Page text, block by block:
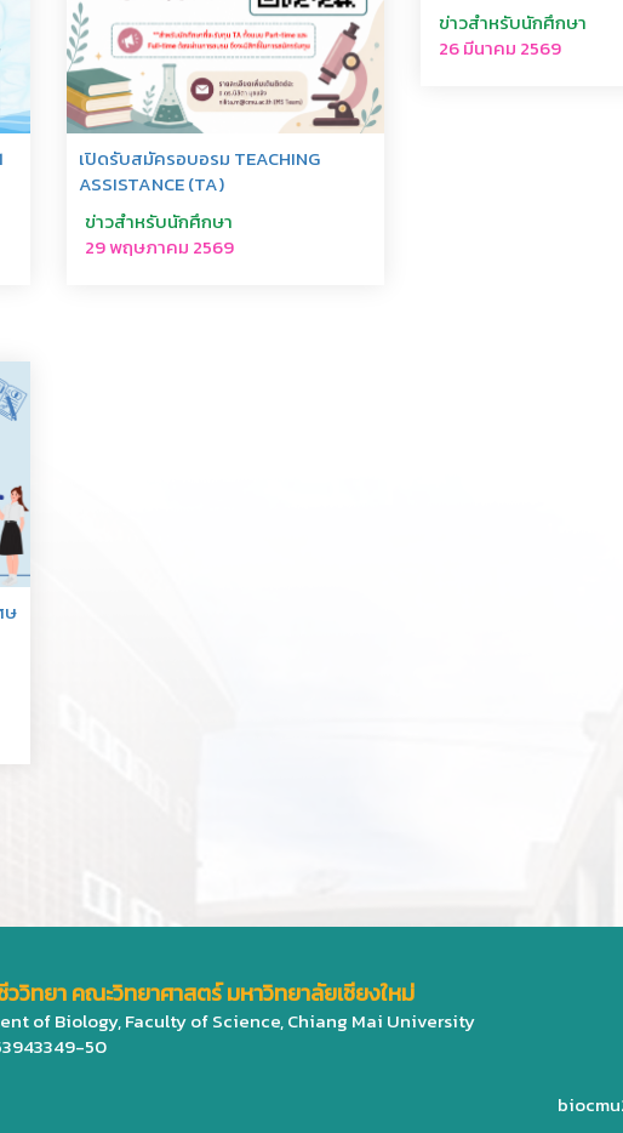
เปิดรับสมัครอบอรม TEACHING
ASSISTANCE (TA)
ข่าวสำหรับนักศึกษา
29 พฤษภาคม 2569
ข่าวสำหรับนักศึกษา
26 มีนาคม 2569
ษ
ววิทยา คณะวิทยาศาสตร์ มหาวิทยาลัยเชียงใหม่
of Biology, Faculty of Science, Chiang Mai University
50